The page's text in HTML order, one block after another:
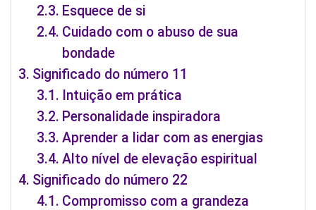
Esquece de si
Cuidado com o abuso de sua
bondade
Significado do número 11
Intuição em prática
Personalidade inspiradora
Aprender a lidar com as energias
Alto nível de elevação espiritual
Significado do número 22
Compromisso com a grandeza